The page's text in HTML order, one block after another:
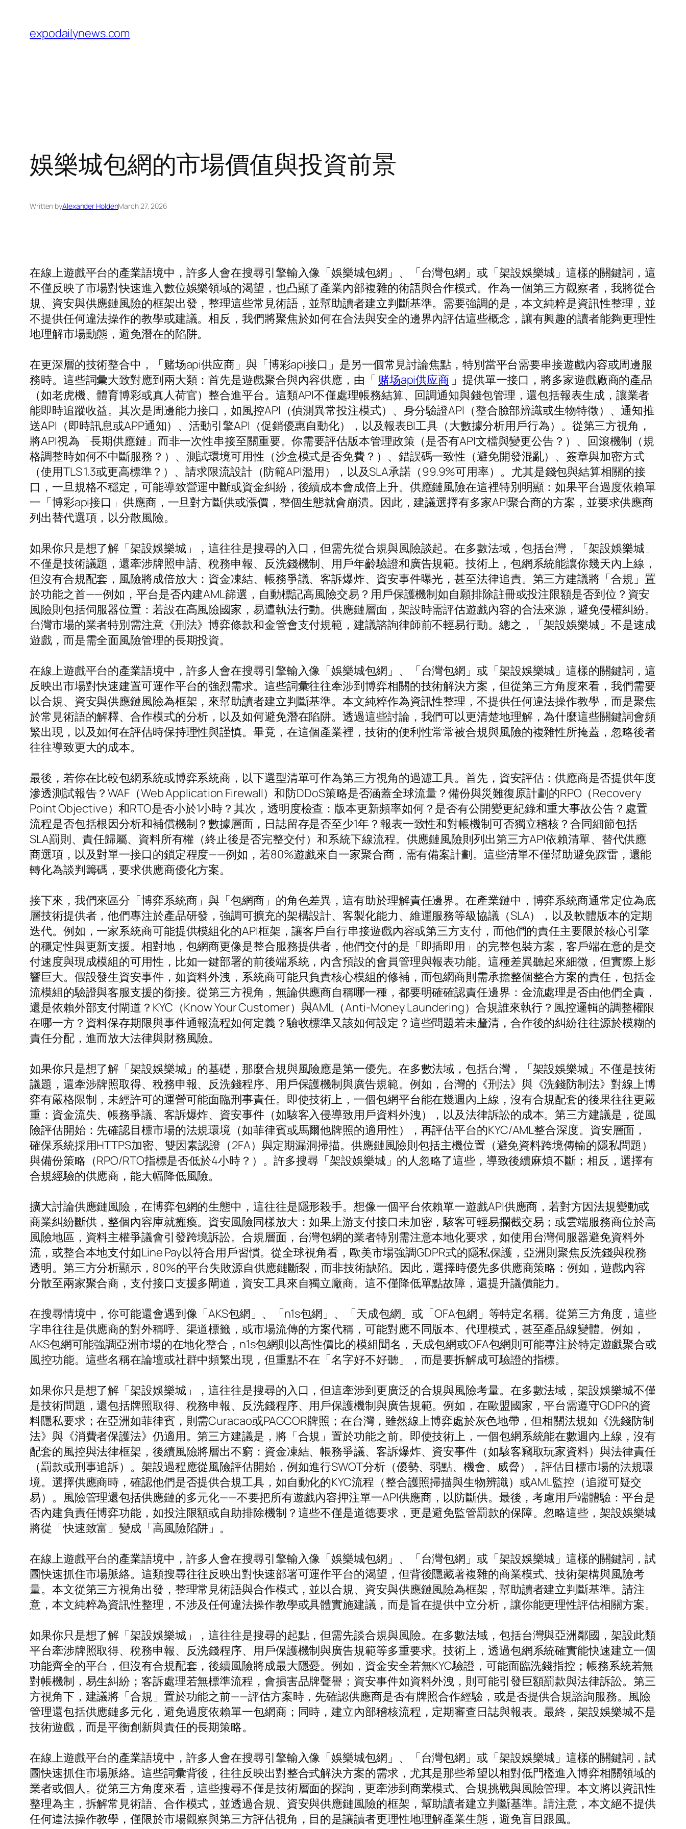
content
expodailynews.com
娛樂城包網的市場價值與投資前景
Written byAlexander HoldenMarch 27, 2026
在線上遊戲平台的產業語境中，許多人會在搜尋引擎輸入像「娛樂城包網」、「台灣包網」或「架設娛樂城」這樣的關鍵詞，這
不僅反映了市場對快速進入數位娛樂領域的渴望，也凸顯了產業內部複雜的術語與合作模式。作為一個第三方觀察者，我將從合
規、資安與供應鏈風險的框架出發，整理這些常見術語，並幫助讀者建立判斷基準。需要強調的是，本文純粹是資訊性整理，並
不提供任何違法操作的教學或建議。相反，我們將聚焦於如何在合法與安全的邊界內評估這些概念，讓有興趣的讀者能夠更理性
地理解市場動態，避免潛在的陷阱。
在更深層的技術整合中，「赌场api供应商」與「博彩api接口」是另一個常見討論焦點，特別當平台需要串接遊戲內容或周邊服
務時。這些詞彙大致對應到兩大類：首先是遊戲聚合與內容供應，由「 赌场api供应商 」提供單一接口，將多家遊戲廠商的產品
（如老虎機、體育博彩或真人荷官）整合進平台。這類API不僅處理帳務結算、回調通知與錢包管理，還包括報表生成，讓業者
能即時追蹤收益。其次是周邊能力接口，如風控API（偵測異常投注模式）、身分驗證API（整合臉部辨識或生物特徵）、通知推
送API（即時訊息或APP通知）、活動引擎API（促銷優惠自動化），以及報表BI工具（大數據分析用戶行為）。從第三方視角，
將API視為「長期供應鏈」而非一次性串接至關重要。你需要評估版本管理政策（是否有API文檔與變更公告？）、回滾機制（規
格調整時如何不中斷服務？）、測試環境可用性（沙盒模式是否免費？）、錯誤碼一致性（避免開發混亂）、簽章與加密方式
（使用TLS 1.3或更高標準？）、請求限流設計（防範API濫用），以及SLA承諾（99.9%可用率）。尤其是錢包與結算相關的接
口，一旦規格不穩定，可能導致營運中斷或資金糾紛，後續成本會成倍上升。供應鏈風險在這裡特別明顯：如果平台過度依賴單
一「博彩api接口」供應商，一旦對方斷供或漲價，整個生態就會崩潰。因此，建議選擇有多家API聚合商的方案，並要求供應商
列出替代選項，以分散風險。
如果你只是想了解「架設娛樂城」，這往往是搜尋的入口，但需先從合規與風險談起。在多數法域，包括台灣，「架設娛樂城」
不僅是技術議題，還牽涉牌照申請、稅務申報、反洗錢機制、用戶年齡驗證和廣告規範。技術上，包網系統能讓你幾天內上線，
但沒有合規配套，風險將成倍放大：資金凍結、帳務爭議、客訴爆炸、資安事件曝光，甚至法律追責。第三方建議將「合規」置
於功能之首——例如，平台是否內建AML篩選，自動標記高風險交易？用戶保護機制如自願排除註冊或投注限額是否到位？資安
風險則包括伺服器位置：若設在高風險國家，易遭執法行動。供應鏈層面，架設時需評估遊戲內容的合法來源，避免侵權糾紛。
台灣市場的業者特別需注意《刑法》博弈條款和金管會支付規範，建議諮詢律師前不輕易行動。總之，「架設娛樂城」不是速成
遊戲，而是需全面風險管理的長期投資。
在線上遊戲平台的產業語境中，許多人會在搜尋引擎輸入像「娛樂城包網」、「台灣包網」或「架設娛樂城」這樣的關鍵詞，這
反映出市場對快速建置可運作平台的強烈需求。這些詞彙往往牽涉到博弈相關的技術解決方案，但從第三方角度來看，我們需要
以合規、資安與供應鏈風險為框架，來幫助讀者建立判斷基準。本文純粹作為資訊性整理，不提供任何違法操作教學，而是聚焦
於常見術語的解釋、合作模式的分析，以及如何避免潛在陷阱。透過這些討論，我們可以更清楚地理解，為什麼這些關鍵詞會頻
繁出現，以及如何在評估時保持理性與謹慎。畢竟，在這個產業裡，技術的便利性常常被合規與風險的複雜性所掩蓋，忽略後者
往往導致更大的成本。
最後，若你在比較包網系統或博弈系統商，以下選型清單可作為第三方視角的過濾工具。首先，資安評估：供應商是否提供年度
滲透測試報告？WAF（Web Application Firewall）和防DDoS策略是否涵蓋全球流量？備份與災難復原計劃的RPO（Recovery
Point Objective）和RTO是否小於1小時？其次，透明度檢查：版本更新頻率如何？是否有公開變更紀錄和重大事故公告？處置
流程是否包括根因分析和補償機制？數據層面，日誌留存是否至少1年？報表一致性和對帳機制可否獨立稽核？合同細節包括
SLA罰則、責任歸屬、資料所有權（終止後是否完整交付）和系統下線流程。供應鏈風險則列出第三方API依賴清單、替代供應
商選項，以及對單一接口的鎖定程度——例如，若80%遊戲來自一家聚合商，需有備案計劃。這些清單不僅幫助避免踩雷，還能
轉化為談判籌碼，要求供應商優化方案。
接下來，我們來區分「博弈系統商」與「包網商」的角色差異，這有助於理解責任邊界。在產業鏈中，博弈系統商通常定位為底
層技術提供者，他們專注於產品研發，強調可擴充的架構設計、客製化能力、維運服務等級協議（SLA），以及軟體版本的定期
迭代。例如，一家系統商可能提供模組化的API框架，讓客戶自行串接遊戲內容或第三方支付，而他們的責任主要限於核心引擎
的穩定性與更新支援。相對地，包網商更像是整合服務提供者，他們交付的是「即插即用」的完整包裝方案，客戶端在意的是交
付速度與現成模組的可用性，比如一鍵部署的前後端系統，內含預設的會員管理與報表功能。這種差異聽起來細微，但實際上影
響巨大。假設發生資安事件，如資料外洩，系統商可能只負責核心模組的修補，而包網商則需承擔整個整合方案的責任，包括金
流模組的驗證與客服支援的銜接。從第三方視角，無論供應商自稱哪一種，都要明確確認責任邊界：金流處理是否由他們全責，
還是依賴外部支付閘道？KYC（Know Your Customer）與AML（Anti-Money Laundering）合規誰來執行？風控邏輯的調整權限
在哪一方？資料保存期限與事件通報流程如何定義？驗收標準又該如何設定？這些問題若未釐清，合作後的糾紛往往源於模糊的
責任分配，進而放大法律與財務風險。
如果你只是想了解「架設娛樂城」的基礎，那麼合規與風險應是第一優先。在多數法域，包括台灣，「架設娛樂城」不僅是技術
議題，還牽涉牌照取得、稅務申報、反洗錢程序、用戶保護機制與廣告規範。例如，台灣的《刑法》與《洗錢防制法》對線上博
弈有嚴格限制，未經許可的運營可能面臨刑事責任。即使技術上，一個包網平台能在幾週內上線，沒有合規配套的後果往往更嚴
重：資金流失、帳務爭議、客訴爆炸、資安事件（如駭客入侵導致用戶資料外洩），以及法律訴訟的成本。第三方建議是，從風
險評估開始：先確認目標市場的法規環境（如菲律賓或馬爾他牌照的適用性），再評估平台的KYC/AML整合深度。資安層面，
確保系統採用HTTPS加密、雙因素認證（2FA）與定期漏洞掃描。供應鏈風險則包括主機位置（避免資料跨境傳輸的隱私問題）
與備份策略（RPO/RTO指標是否低於4小時？）。許多搜尋「架設娛樂城」的人忽略了這些，導致後續麻煩不斷；相反，選擇有
合規經驗的供應商，能大幅降低風險。
擴大討論供應鏈風險，在博弈包網的生態中，這往往是隱形殺手。想像一個平台依賴單一遊戲API供應商，若對方因法規變動或
商業糾紛斷供，整個內容庫就癱瘓。資安風險同樣放大：如果上游支付接口未加密，駭客可輕易攔截交易；或雲端服務商位於高
風險地區，資料主權爭議會引發跨境訴訟。合規層面，台灣包網的業者特別需注意本地化要求，如使用台灣伺服器避免資料外
流，或整合本地支付如Line Pay以符合用戶習慣。從全球視角看，歐美市場強調GDPR式的隱私保護，亞洲則聚焦反洗錢與稅務
透明。第三方分析顯示，80%的平台失敗源自供應鏈斷裂，而非技術缺陷。因此，選擇時優先多供應商策略：例如，遊戲內容
分散至兩家聚合商，支付接口支援多閘道，資安工具來自獨立廠商。這不僅降低單點故障，還提升議價能力。
在搜尋情境中，你可能還會遇到像「AKS包網」、「n1s包網」、「天成包網」或「OFA包網」等特定名稱。從第三方角度，這些
字串往往是供應商的對外稱呼、渠道標籤，或市場流傳的方案代稱，可能對應不同版本、代理模式，甚至產品線變體。例如，
AKS包網可能強調亞洲市場的在地化整合，n1s包網則以高性價比的模組聞名，天成包網或OFA包網則可能專注於特定遊戲聚合或
風控功能。這些名稱在論壇或社群中頻繁出現，但重點不在「名字好不好聽」，而是要拆解成可驗證的指標。
如果你只是想了解「架設娛樂城」，這往往是搜尋的入口，但這牽涉到更廣泛的合規與風險考量。在多數法域，架設娛樂城不僅
是技術問題，還包括牌照取得、稅務申報、反洗錢程序、用戶保護機制與廣告規範。例如，在歐盟國家，平台需遵守GDPR的資
料隱私要求；在亞洲如菲律賓，則需Curacao或PAGCOR牌照；在台灣，雖然線上博弈處於灰色地帶，但相關法規如《洗錢防制
法》與《消費者保護法》仍適用。第三方建議是，將「合規」置於功能之前。即使技術上，一個包網系統能在數週內上線，沒有
配套的風控與法律框架，後續風險將層出不窮：資金凍結、帳務爭議、客訴爆炸、資安事件（如駭客竊取玩家資料）與法律責任
（罰款或刑事追訴）。架設過程應從風險評估開始，例如進行SWOT分析（優勢、弱點、機會、威脅），評估目標市場的法規環
境。選擇供應商時，確認他們是否提供合規工具，如自動化的KYC流程（整合護照掃描與生物辨識）或AML監控（追蹤可疑交
易）。風險管理還包括供應鏈的多元化——不要把所有遊戲內容押注單一API供應商，以防斷供。最後，考慮用戶端體驗：平台是
否內建負責任博弈功能，如投注限額或自助排除機制？這些不僅是道德要求，更是避免監管罰款的保障。忽略這些，架設娛樂城
將從「快速致富」變成「高風險陷阱」。
在線上遊戲平台的產業語境中，許多人會在搜尋引擎輸入像「娛樂城包網」、「台灣包網」或「架設娛樂城」這樣的關鍵詞，試
圖快速抓住市場脈絡。這類搜尋往往反映出對快速部署可運作平台的渴望，但背後隱藏著複雜的商業模式、技術架構與風險考
量。本文從第三方視角出發，整理常見術語與合作模式，並以合規、資安與供應鏈風險為框架，幫助讀者建立判斷基準。請注
意，本文純粹為資訊性整理，不涉及任何違法操作教學或具體實施建議，而是旨在提供中立分析，讓你能更理性評估相關方案。
如果你只是想了解「架設娛樂城」，這往往是搜尋的起點，但需先談合規與風險。在多數法域，包括台灣與亞洲鄰國，架設此類
平台牽涉牌照取得、稅務申報、反洗錢程序、用戶保護機制與廣告規範等多重要求。技術上，透過包網系統確實能快速建立一個
功能齊全的平台，但沒有合規配套，後續風險將成最大隱憂。例如，資金安全若無KYC驗證，可能面臨洗錢指控；帳務系統若無
對帳機制，易生糾紛；客訴處理若無標準流程，會損害品牌聲譽；資安事件如資料外洩，則可能引發巨額罰款與法律訴訟。第三
方視角下，建議將「合規」置於功能之前——評估方案時，先確認供應商是否有牌照合作經驗，或是否提供合規諮詢服務。風險
管理還包括供應鏈多元化，避免過度依賴單一包網商；同時，建立內部稽核流程，定期審查日誌與報表。最終，架設娛樂城不是
技術遊戲，而是平衡創新與責任的長期策略。
在線上遊戲平台的產業語境中，許多人會在搜尋引擎輸入像「娛樂城包網」、「台灣包網」或「架設娛樂城」這樣的關鍵詞，試
圖快速抓住市場脈絡。這些詞彙背後，往往反映出對整合式解決方案的需求，尤其是那些希望以相對低門檻進入博弈相關領域的
業者或個人。從第三方角度來看，這些搜尋不僅是技術層面的探詢，更牽涉到商業模式、合規挑戰與風險管理。本文將以資訊性
整理為主，拆解常見術語、合作模式，並透過合規、資安與供應鏈風險的框架，幫助讀者建立判斷基準。請注意，本文絕不提供
任何違法操作教學，僅限於市場觀察與第三方評估視角，目的是讓讀者更理性地理解產業生態，避免盲目跟風。